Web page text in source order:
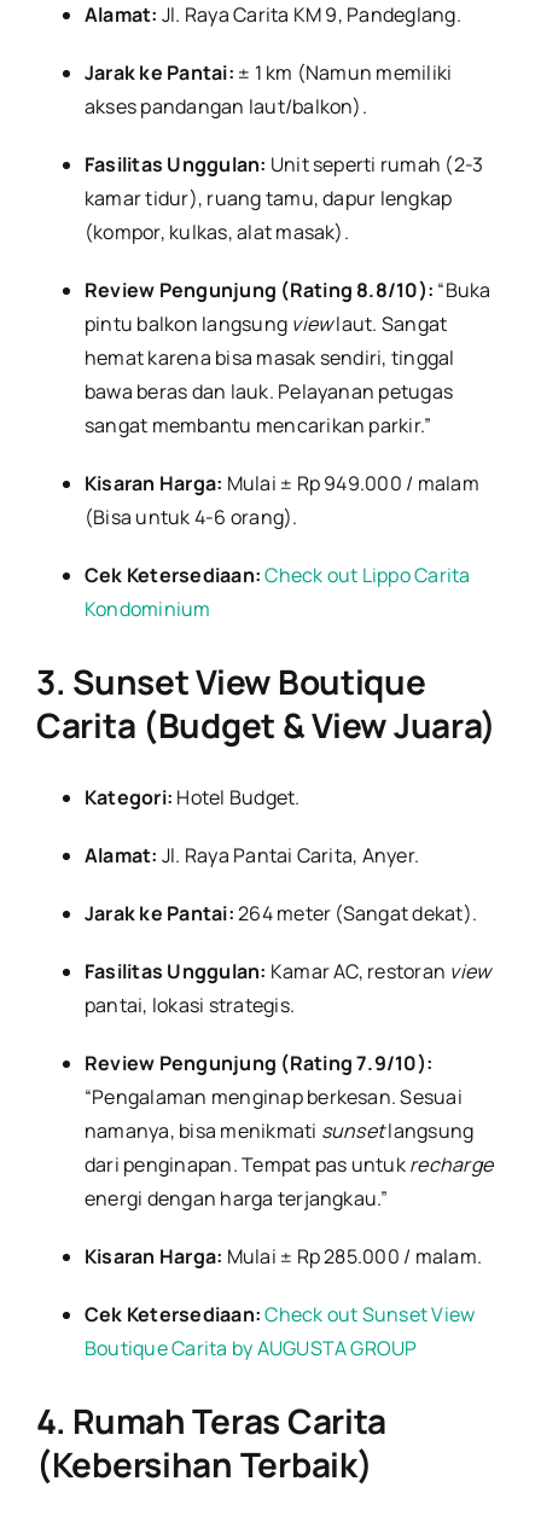
Alamat: Jl. Raya Carita KM 9, Pandeglang.
Jarak ke Pantai: ± 1 km (Namun memiliki
akses pandangan laut/balkon).
Fasilitas Unggulan: Unit seperti rumah (2-3
kamar tidur), ruang tamu, dapur lengkap
(kompor, kulkas, alat masak).
Review Pengunjung (Rating 8.8/10): “Buka
pintu balkon langsung viewlaut. Sangat
hemat karena bisa masak sendiri, tinggal
bawa beras dan lauk. Pelayanan petugas
sangat membantu mencarikan parkir.”
Kisaran Harga: Mulai ± Rp 949.000 / malam
(Bisa untuk 4-6 orang).
Cek Ketersediaan:Check out Lippo Carita
Kondominium
3. Sunset View Boutique
Carita (Budget & View Juara)
Kategori: Hotel Budget.
Alamat: Jl. Raya Pantai Carita, Anyer.
Jarak ke Pantai:264 meter (Sangat dekat).
Fasilitas Unggulan: Kamar AC, restoran view
pantai, lokasi strategis.
Review Pengunjung (Rating 7.9/10):
“Pengalaman menginap berkesan. Sesuai
namanya, bisa menikmati sunsetlangsung
dari penginapan. Tempat pas untukrecharge
energi dengan harga terjangkau.”
Kisaran Harga: Mulai ± Rp 285.000 / malam.
Cek Ketersediaan:Check out Sunset View
Boutique Carita by AUGUSTA GROUP
4. Rumah Teras Carita
(Kebersihan Terbaik)